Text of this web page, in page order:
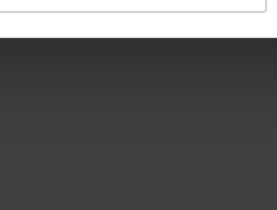
Disclaimer Contact Forten.nl